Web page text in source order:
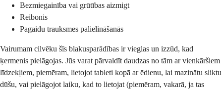
Bezmiegainība vai grūtības aizmigt
Reibonis
Pagaidu trauksmes palielināšanās
Vairumam cilvēku šīs blakusparādības ir vieglas un izzūd, kad
ķermenis pielāgojas. Jūs varat pārvaldīt daudzas no tām ar vienkāršiem
līdzekļiem, piemēram, lietojot tableti kopā ar ēdienu, lai mazinātu sliktu
dūšu, vai pielāgojot laiku, kad to lietojat (piemēram, vakarā, ja tas